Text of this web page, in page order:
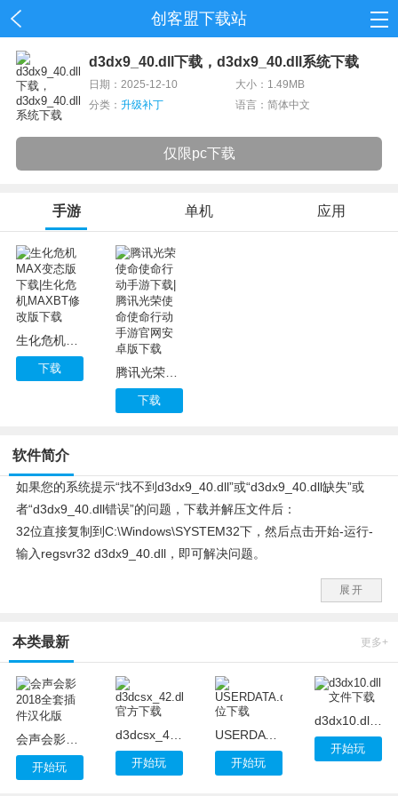
创客盟下载站
首页
单机
应用
资讯
d3dx9_40.dll下载，d3dx9_40.dll系统下载
日期：2025-12-10
大小：1.49MB
分类： 升级补丁 语言：简体中文
仅限pc下载
手游 单机 应用
生化危机MAX变态版下载|生化危机MAXBT修改版下载
下载 腾讯光荣使命使命行动手游下载|腾讯光荣使命使命行动手游官网安卓版下载
下载
软件简介
如果您的系统提示“找不到d3dx9_40.dll”或“d3dx9_40.dll缺失”或
者“d3dx9_40.dll错误”的问题，下载并解压文件后：
32位直接复制到C:\Windows\SYSTEM32下，然后点击开始-运行-
输入regsvr32 d3dx9_40.dll，即可解决问题。
64位复制文件到c:\Windows\SysWOW64，开始-程序-附件-命令提
展开
本类最新 更多+
会声会影2018全套插件汉化版
开始玩
d3dcsx_42.dll官方下载
开始玩
USERDATA.dll_64位下载
开始玩
d3dx10.dll文件下载
开始玩